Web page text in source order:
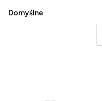
Domyślne